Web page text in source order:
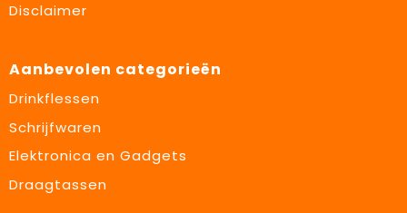
Disclaimer
Aanbevolen categorieën
Drinkflessen
Schrijfwaren
Elektronica en Gadgets
Draagtassen